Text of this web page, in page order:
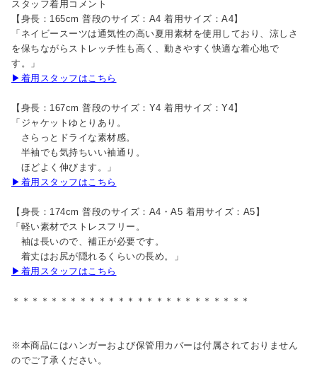
スタッフ着用コメント
【身長：165cm 普段のサイズ：A4 着用サイズ：A4】
「ネイビースーツは通気性の高い夏用素材を使用しており、涼しさ
を保ちながらストレッチ性も高く、動きやすく快適な着心地で
す。」
▶着用スタッフはこちら
【身長：167cm 普段のサイズ：Y4 着用サイズ：Y4】
「ジャケットゆとりあり。
さらっとドライな素材感。
半袖でも気持ちいい袖通り。
ほどよく伸びます。」
▶着用スタッフはこちら
【身長：174cm 普段のサイズ：A4・A5 着用サイズ：A5】
「軽い素材でストレスフリー。
袖は長いので、補正が必要です。
着丈はお尻が隠れるくらいの長め。」
▶着用スタッフはこちら
＊＊＊＊＊＊＊＊＊＊＊＊＊＊＊＊＊＊＊＊＊＊＊＊＊
※本商品にはハンガーおよび保管用カバーは付属されておりません
のでご了承ください。